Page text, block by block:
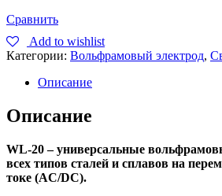
Сравнить
Add to wishlist
Категории: Вольфрамовый электрод,
Описание
Описание
WL-20 – универсальные
всех типов сталей и сплавов на
токе (AC/DC).